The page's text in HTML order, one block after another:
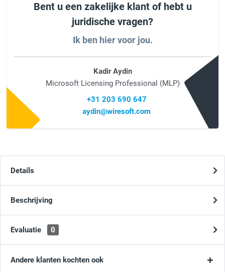
Bent u een zakelijke klant of hebt u
juridische vragen?
Ik ben hier voor jou.
Kadir Aydin
Microsoft Licensing Professional (MLP)
+31 203 690 647
aydin@wiresoft.com
Details
Beschrijving
Evaluatie 0
Andere klanten kochten ook